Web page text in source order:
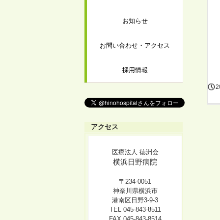
お知らせ
お問い合わせ・アクセス
採用情報
アクセス
医療法人 徳洲会
横浜日野病院
〒234-0051
神奈川県横浜市
港南区日野3-9-3
TEL 045-843-8511